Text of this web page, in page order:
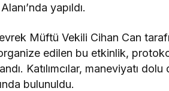
yapıldı.
Müftü Vekili Cihan Can
organize edilen bu etkinlik,
Katılımcılar, maneviyatı
bulunuldu.